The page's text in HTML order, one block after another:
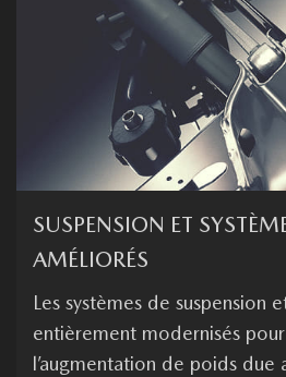
SUSPENSION ET
AMÉLIORÉS
Les systèmes de suspension
entièrement modernisés
l’augmentation de poids due